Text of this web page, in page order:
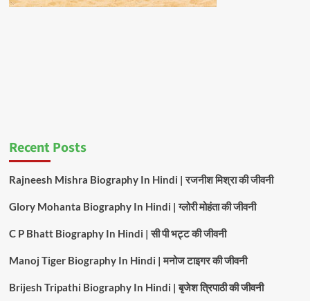
Recent Posts
Rajneesh Mishra Biography In Hindi | रजनीश मिश्रा की जीवनी
Glory Mohanta Biography In Hindi | ग्लोरी मोहंता की जीवनी
C P Bhatt Biography In Hindi | सी पी भट्ट की जीवनी
Manoj Tiger Biography In Hindi | मनोज टाइगर की जीवनी
Brijesh Tripathi Biography In Hindi | बृजेश त्रिपाठी की जीवनी